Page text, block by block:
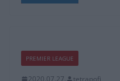
PREMIER LEAGUE
2020.07.27. tetrapofi